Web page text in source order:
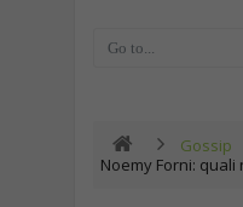
Gossip
Noemy Forni: